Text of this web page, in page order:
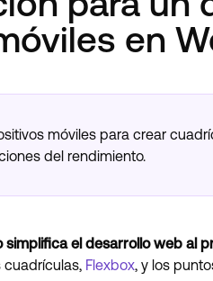
en
móviles para crear
del rendimiento.
el desarrollo web al
cuadrículas, Flexbox, y los